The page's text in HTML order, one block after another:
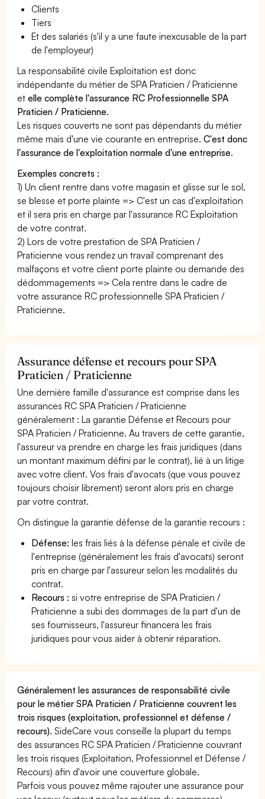
Clients
Tiers
Et des salariés (s'il y a une faute inexcusable de la part
de l'employeur)
La responsabilité civile Exploitation est donc
indépendante du métier de SPA Praticien / Praticienne
etelle complète l'assurance RC Professionnelle SPA
Praticien / Praticienne.
Les risques couverts ne sont pas dépendants du métier
même mais d'une vie courante en entreprise.C'est donc
l'assurance de l'exploitation normale d'une entreprise.
Exemples concrets :
1) Un client rentre dans votre magasin et glisse sur le sol,
se blesse et porte plainte => C'est un cas d'exploitation
et il sera pris en charge par l'assurance RC Exploitation
de votre contrat.
2) Lors de votre prestation de SPA Praticien /
Praticienne vous rendez un travail comprenant des
malfaçons et votre client porte plainte ou demande des
dédommagements => Cela rentre dans le cadre de
votre assurance RC professionnelle SPA Praticien /
Praticienne.
Assurance défense et recours pour SPA
Praticien / Praticienne
Une dernière famille d'assurance est comprise dans les
assurances RC SPA Praticien / Praticienne
généralement : La garantie Défense et Recours pour
SPA Praticien / Praticienne. Au travers de cette garantie,
l'assureur va prendre en charge les frais juridiques (dans
un montant maximum défini par le contrat), lié à un litige
avec votre client. Vos frais d'avocats (que vous pouvez
toujours choisir librement) seront alors pris en charge
par votre contrat.
On distingue la garantie défense de la garantie recours :
Défense: les frais liés à la défense pénale et civile de
l'entreprise (généralement les frais d'avocats) seront
pris en charge par l'assureur selon les modalités du
contrat.
Recours : si votre entreprise de SPA Praticien /
Praticienne a subi des dommages de la part d'un de
ses fournisseurs, l'assureur financera les frais
juridiques pour vous aider à obtenir réparation.
Généralement les assurances de responsabilité civile
pour le métier SPA Praticien / Praticienne couvrent les
trois risques (exploitation, professionnel et défense /
recours). SideCare vous conseille la plupart du temps
des assurances RC SPA Praticien / Praticienne couvrant
les trois risques (Exploitation, Professionnel et Défense /
Recours) afin d'avoir une couverture globale.
Parfois vous pouvez même rajouter une assurance pour